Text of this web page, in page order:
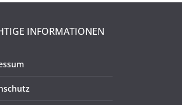
INFORMATIONEN